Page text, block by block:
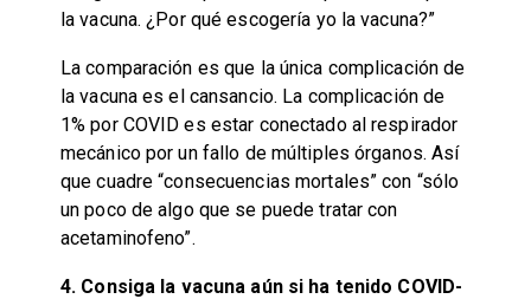
la vacuna. ¿Por qué escogería yo la vacuna?”
La comparación es que la única complicación de
la vacuna es el cansancio. La complicación de
1% por COVID es estar conectado al respirador
mecánico por un fallo de múltiples órganos. Así
que cuadre “consecuencias mortales” con “sólo
un poco de algo que se puede tratar con
acetaminofeno”.
4. Consiga la vacuna aún si ha tenido COVID-